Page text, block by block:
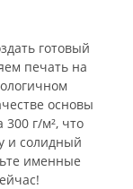
готовый
печать на
основы
300 г/м², что
и солидный
именные